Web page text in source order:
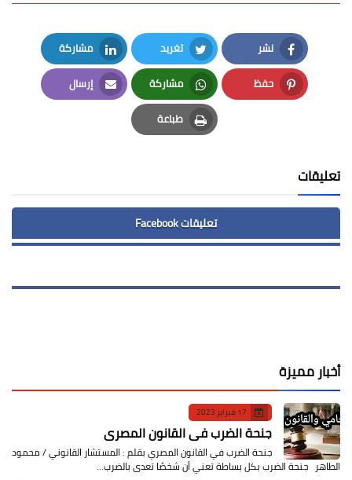
نشر
Facebook
تغريد
Twitter
مشاركة
LinkedIn
حفظ
Pinterest
مشاركة
Whatsapp
إرسال
Email
طباعة
Print
تعليقات
تعليقات Facebook
أخبار مميزة
17 فبراير 2023
جنحة الضرب في القانون المصري
جنحة الضرب في القانون المصري بقلم : المستشار القانوني / محمود
الطاهر جنحة الضرب بكل بساطة تعني أن شخصًا تعدى بالضرب…